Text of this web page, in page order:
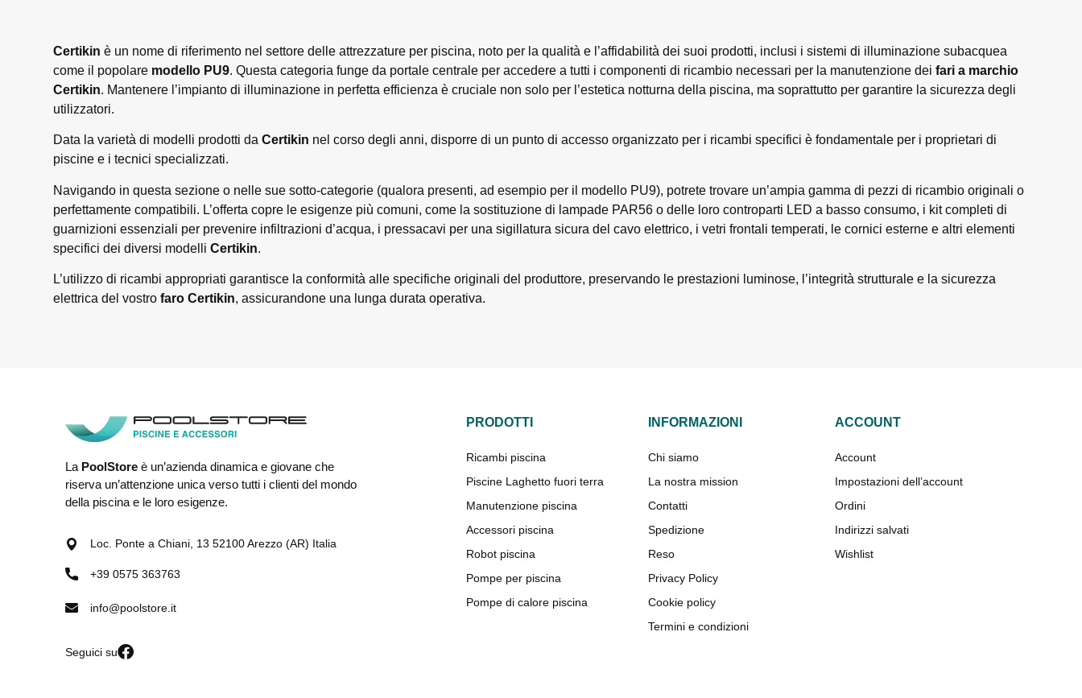
Certikin è un nome di riferimento nel settore delle attrezzature per piscina, noto per la qualità e l’affidabilità dei suoi prodotti, inclusi i sistemi di illuminazione subacquea
come il popolare modello PU9. Questa categoria funge da portale centrale per accedere a tutti i componenti di ricambio necessari per la manutenzione dei fari a marchio
Certikin. Mantenere l’impianto di illuminazione in perfetta efficienza è cruciale non solo per l’estetica notturna della piscina, ma soprattutto per garantire la sicurezza degli
utilizzatori.
Data la varietà di modelli prodotti da Certikin nel corso degli anni, disporre di un punto di accesso organizzato per i ricambi specifici è fondamentale per i proprietari di
piscine e i tecnici specializzati.
Navigando in questa sezione o nelle sue sotto-categorie (qualora presenti, ad esempio per il modello PU9), potrete trovare un’ampia gamma di pezzi di ricambio originali o
perfettamente compatibili. L’offerta copre le esigenze più comuni, come la sostituzione di lampade PAR56 o delle loro controparti LED a basso consumo, i kit completi di
guarnizioni essenziali per prevenire infiltrazioni d’acqua, i pressacavi per una sigillatura sicura del cavo elettrico, i vetri frontali temperati, le cornici esterne e altri elementi
specifici dei diversi modelli Certikin.
L’utilizzo di ricambi appropriati garantisce la conformità alle specifiche originali del produttore, preservando le prestazioni luminose, l’integrità strutturale e la sicurezza
elettrica del vostro faro Certikin, assicurandone una lunga durata operativa.
La PoolStoreè un’azienda dinamica e giovane che
riserva un’attenzione unica verso tutti i clienti del mondo
della piscina e le loro esigenze.
Loc. Ponte a Chiani, 13 52100 Arezzo (AR) Italia
+39 0575 363763
info@poolstore.it
Seguici su
PRODOTTI
Ricambi piscina
Piscine Laghetto fuori terra
Manutenzione piscina
Accessori piscina
Robot piscina
Pompe per piscina
Pompe di calore piscina
INFORMAZIONI
Chi siamo
La nostra mission
Contatti
Spedizione
Reso
Privacy Policy
Cookie policy
Termini e condizioni
ACCOUNT
Account
Impostazioni dell’account
Ordini
Indirizzi salvati
Wishlist